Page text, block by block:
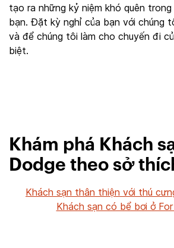
tạo ra những kỷ niệm khó quên
bạn. Đặt kỳ nghỉ của bạn với chúng
và để chúng tôi làm cho chuyến đi
biệt.
Khám phá Khách
Dodge theo sở
Khách sạn thân thiện với thú
Khách sạn có bể bơi ở